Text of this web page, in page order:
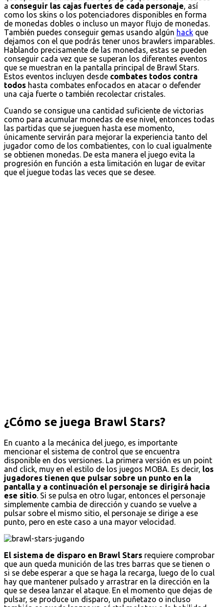
a conseguir las cajas fuertes de cada personaje , así
como los skins o los potenciadores disponibles en forma
de monedas dobles o incluso un mayor flujo de monedas.
También puedes conseguir gemas usando algún hack que
dejamos con el que podrás tener unos brawlers imparables.
Hablando precisamente de las monedas, estas se pueden
conseguir cada vez que se superan los diferentes eventos
que se muestran en la pantalla principal de Brawl Stars.
Estos eventos incluyen desde combates todos contra
todos hasta combates enfocados en atacar o defender
una caja fuerte o también recolectar cristales.
Cuando se consigue una cantidad suficiente de victorias
como para acumular monedas de ese nivel, entonces todas
las partidas que se jueguen hasta ese momento,
únicamente servirán para mejorar la experiencia tanto del
jugador como de los combatientes, con lo cual igualmente
se obtienen monedas. De esta manera el juego evita la
progresión en función a esta limitación en lugar de evitar
que el juegue todas las veces que se desee.
¿Cómo se juega Brawl Stars?
En cuanto a la mecánica del juego, es importante
mencionar el sistema de control que se encuentra
disponible en dos versiones. La primera versión es un point
and click, muy en el estilo de los juegos MOBA. Es decir, los
jugadores tienen que pulsar sobre un punto en la
pantalla y a continuación el personaje se dirigirá hacia
ese sitio. Si se pulsa en otro lugar, entonces el personaje
simplemente cambia de dirección y cuando se vuelve a
pulsar sobre el mismo sitio, el personaje se dirige a ese
punto, pero en este caso a una mayor velocidad.
El sistema de disparo en Brawl Stars requiere comprobar
que aun queda munición de las tres barras que se tienen o
si se debe esperar a que se haga la recarga, luego de lo cual
hay que mantener pulsado y arrastrar en la dirección en la
que se desea lanzar el ataque. En el momento que dejas de
pulsar, se produce un disparo, un puñetazo o incluso